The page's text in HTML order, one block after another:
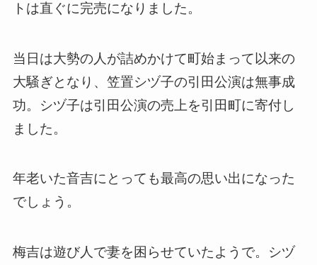
トは直ぐに完売になりました。
当日は大勢の人が詰めかけて町始まって以来の
大騒ぎとなり、笠置シヅ子の引田公演は無事成
功。シヅ子は引田公演の売上を引田町に寄付し
ました。
年老いた音吉にとっても最高の思い出になった
でしょう。
梅吉は遊び人で妻を困らせていたようで。シヅ